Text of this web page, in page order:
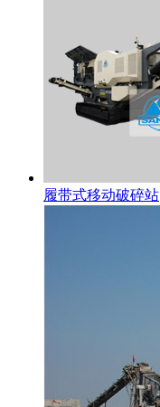
履带式移动破碎站